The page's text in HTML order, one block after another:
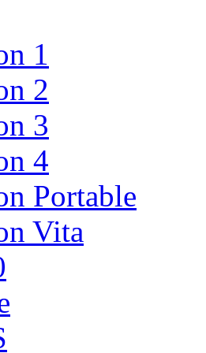
1
2
3
4
Portable
Vita